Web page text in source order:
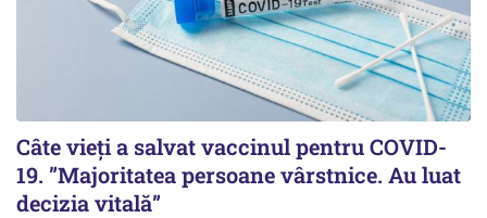
Câte vieți a salvat vaccinul pentru COVID-
19. ”Majoritatea persoane vârstnice. Au luat
decizia vitală”